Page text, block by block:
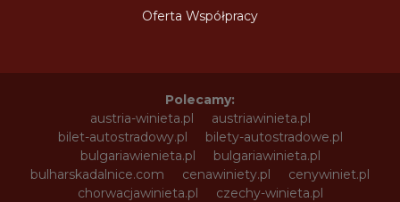
Oferta Współpracy
Polecamy:
austria-winieta.pl
austriawinieta.pl
bilet-autostradowy.pl
bilety-autostradowe.pl
bulgariawienieta.pl
bulgariawinieta.pl
bulharskadalnice.com
cenawiniety.pl
cenywiniet.pl
chorwacjawinieta.pl
czechy-winieta.pl